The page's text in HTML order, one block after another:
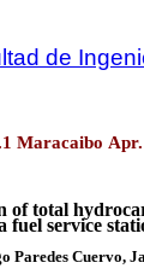
de
Maracaibo
of total
fuel service
Paredes Cuervo,